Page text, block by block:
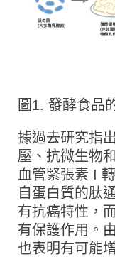
圖1. 發酵食品
據過去研究指
壓、抗微生物
血管緊張素 I
自蛋白質的肽
有抗癌特性，
有保護作用。
也表明有可能